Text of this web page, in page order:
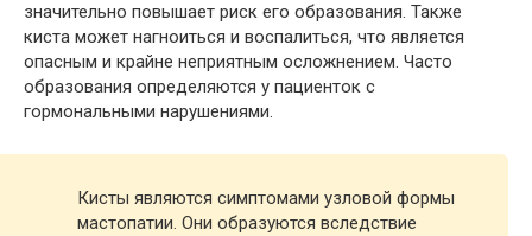
значительно повышает риск его образования. Также
киста может нагноиться и воспалиться, что является
опасным и крайне неприятным осложнением. Часто
образования определяются у пациенток с
гормональными нарушениями.
Кисты являются симптомами узловой формы
мастопатии. Они образуются вследствие